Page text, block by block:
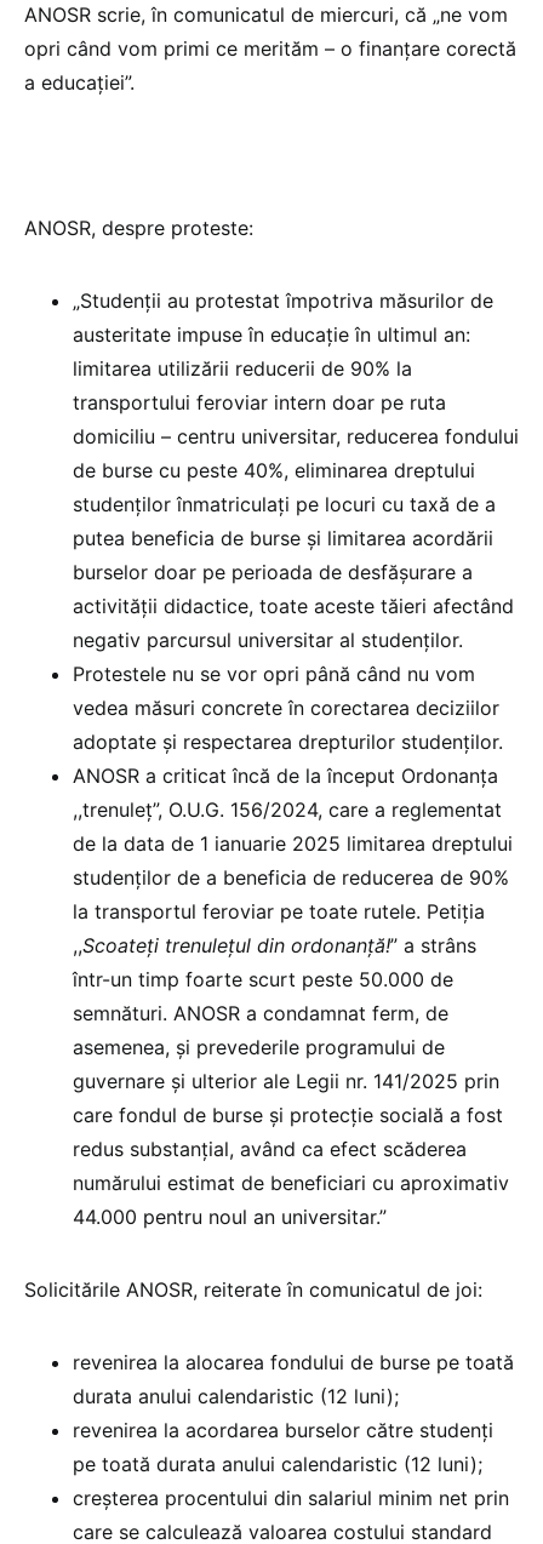
ANOSR scrie, în comunicatul de miercuri, că „ne vom
opri când vom primi ce merităm – o finanțare corectă
a educației”.
ANOSR, despre proteste:
„Studenții au protestat împotriva măsurilor de
austeritate impuse în educație în ultimul an:
limitarea utilizării reducerii de 90% la
transportului feroviar intern doar pe ruta
domiciliu – centru universitar, reducerea fondului
de burse cu peste 40%, eliminarea dreptului
studenților înmatriculați pe locuri cu taxă de a
putea beneficia de burse și limitarea acordării
burselor doar pe perioada de desfășurare a
activității didactice, toate aceste tăieri afectând
negativ parcursul universitar al studenților.
Protestele nu se vor opri până când nu vom
vedea măsuri concrete în corectarea deciziilor
adoptate și respectarea drepturilor studenților.
ANOSR a criticat încă de la început Ordonanța
,,trenuleț”, O.U.G. 156/2024, care a reglementat
de la data de 1 ianuarie 2025 limitarea dreptului
studenților de a beneficia de reducerea de 90%
la transportul feroviar pe toate rutele. Petiția
,,Scoateți trenulețul din ordonanță!” a strâns
într-un timp foarte scurt peste 50.000 de
semnături. ANOSR a condamnat ferm, de
asemenea, și prevederile programului de
guvernare și ulterior ale Legii nr. 141/2025 prin
care fondul de burse și protecție socială a fost
redus substanțial, având ca efect scăderea
numărului estimat de beneficiari cu aproximativ
44.000 pentru noul an universitar.”
Solicitările ANOSR, reiterate în comunicatul de joi:
revenirea la alocarea fondului de burse pe toată
durata anului calendaristic (12 luni);
revenirea la acordarea burselor către studenți
pe toată durata anului calendaristic (12 luni);
creșterea procentului din salariul minim net prin
care se calculează valoarea costului standard